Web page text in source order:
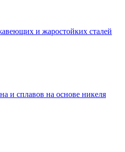
и жаростойких сталей
и сплавов на основе никеля